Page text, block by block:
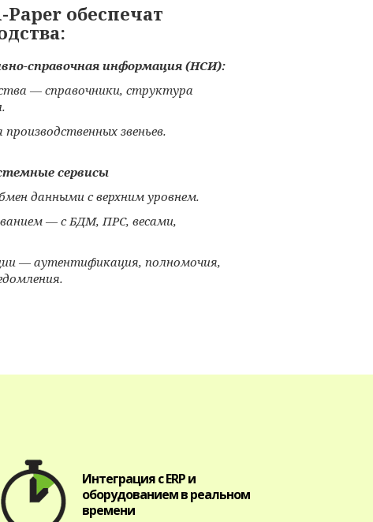
обеспечат
справочная информация (НСИ):
— справочники, структура
звеньев.
сервисы
данными с верхним уровнем.
— с БДМ, ПРС, весами,
— аутентификация, полномочия,
Интеграция с ERP и
оборудованием в реальном
времени